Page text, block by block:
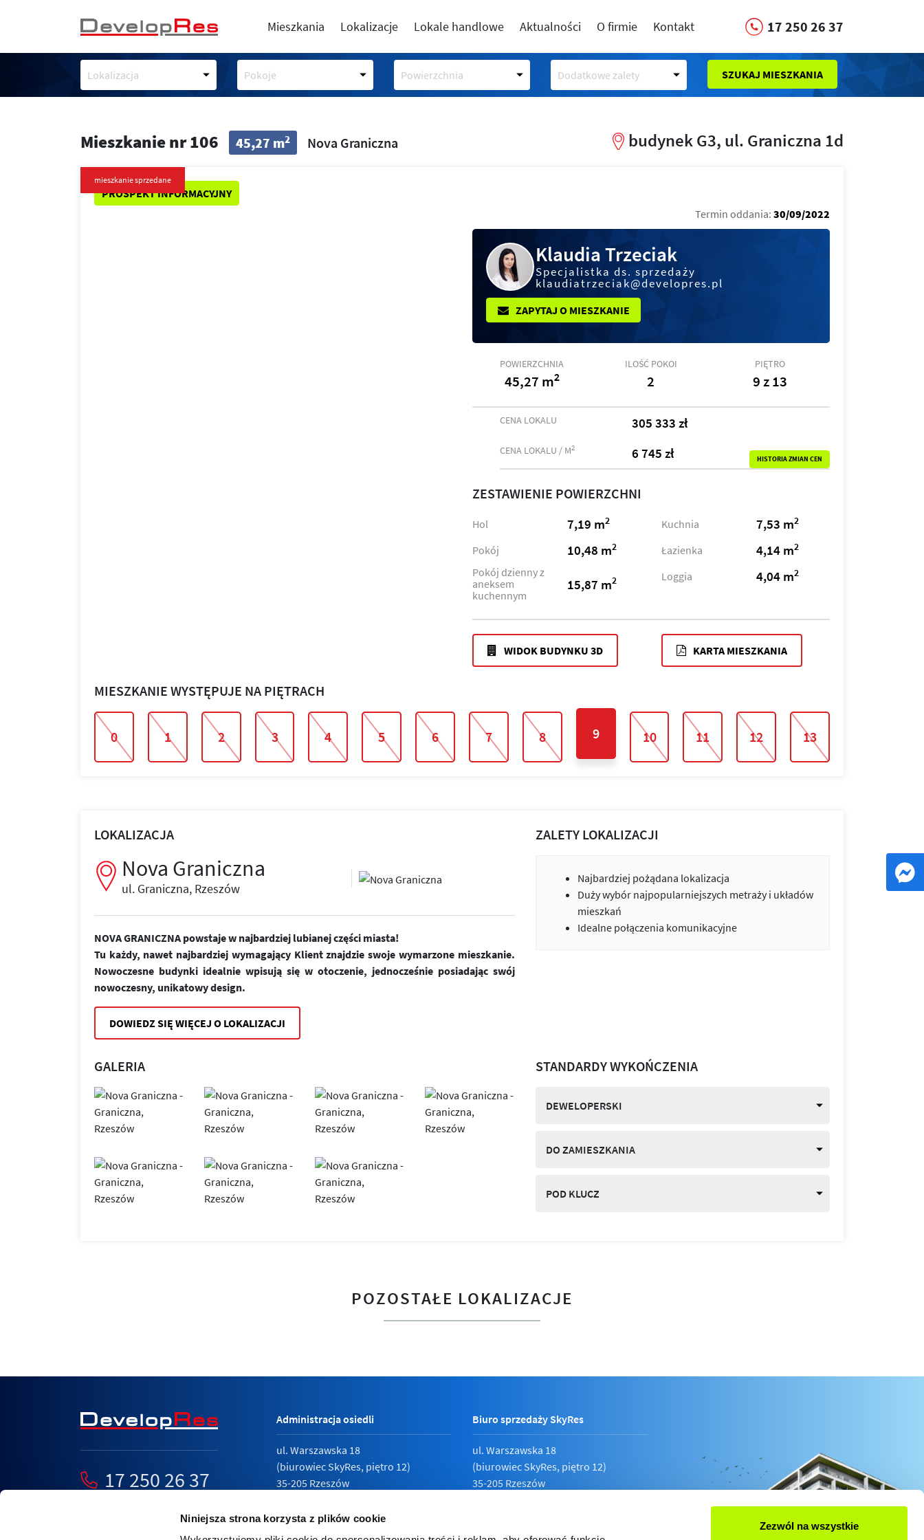
Niniejsza strona korzysta z plików cookie
Zezwól na wszystkie
Mieszkania Lokalizacje Lokale handlowe Aktualności O firmie Kontakt 17 250 26 37
Lokalizacja Pokoje Powierzchnia Dodatkowe zalety SZUKAJ MIESZKANIA
Mieszkanie nr 106 45,27 m2 Nova Graniczna budynek G3, ul. Graniczna 1d
PROSPEKT INFORMACYJNY
mieszkanie sprzedane
Termin oddania: 30/09/2022
Klaudia Trzeciak
Specjalistka ds. sprzedaży
klaudiatrzeciak@developres.pl
ZAPYTAJ O MIESZKANIE
POWIERZCHNIA
45,27 m2
ILOŚĆ POKOI
2
PIĘTRO
9 z 13
CENA LOKALU 305 333 zł
CENA LOKALU / M2 6 745 zł HISTORIA ZMIAN CEN
ZESTAWIENIE POWIERZCHNI
Hol 7,19 m2 Kuchnia 7,53 m2
Pokój 10,48 m2 Łazienka 4,14 m2
Pokój dzienny z
aneksem
kuchennym
15,87 m2 Loggia 4,04 m2
WIDOK BUDYNKU 3D KARTA MIESZKANIA
MIESZKANIE WYSTĘPUJE NA PIĘTRACH
0 1 2 3 4 5 6 7 8 9 10 11 12 13
LOKALIZACJA
Nova Graniczna
ul. Graniczna, Rzeszów
NOVA GRANICZNA powstaje w najbardziej lubianej części miasta!
Tu każdy, nawet najbardziej wymagający Klient znajdzie swoje wymarzone mieszkanie.
Nowoczesne budynki idealnie wpisują się w otoczenie, jednocześnie posiadając swój
nowoczesny, unikatowy design.
DOWIEDZ SIĘ WIĘCEJ O LOKALIZACJI
ZALETY LOKALIZACJI
Najbardziej pożądana lokalizacja
Duży wybór najpopularniejszych metraży i układów
mieszkań
Idealne połączenia komunikacyjne
GALERIA STANDARDY WYKOŃCZENIA
DEWELOPERSKI
DO ZAMIESZKANIA
POD KLUCZ
POZOSTAŁE LOKALIZACJE
17 250 26 37
Administracja osiedli
ul. Warszawska 18
(biurowiec SkyRes, piętro 12)
35-205 Rzeszów
17 789 19 87
Biuro sprzedaży SkyRes
ul. Warszawska 18
(biurowiec SkyRes, piętro 12)
35-205 Rzeszów